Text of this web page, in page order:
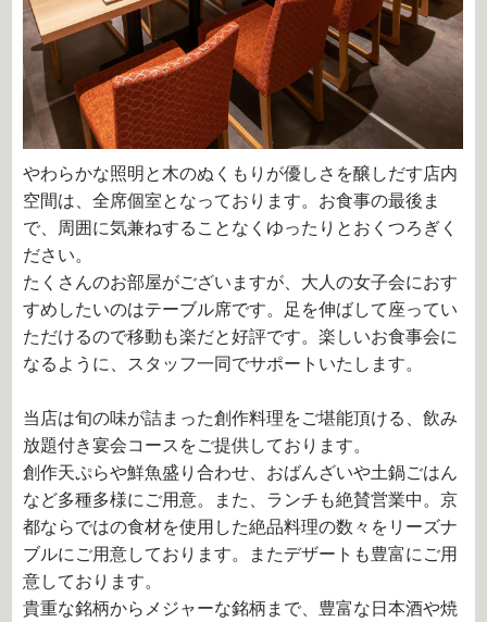
やわらかな照明と木のぬくもりが優しさを醸しだす店内
空間は、全席個室となっております。お食事の最後ま
で、周囲に気兼ねすることなくゆったりとおくつろぎく
ださい。
たくさんのお部屋がございますが、大人の女子会におす
すめしたいのはテーブル席です。足を伸ばして座ってい
ただけるので移動も楽だと好評です。楽しいお食事会に
なるように、スタッフ一同でサポートいたします。
当店は旬の味が詰まった創作料理をご堪能頂ける、飲み
放題付き宴会コースをご提供しております。
創作天ぷらや鮮魚盛り合わせ、おばんざいや土鍋ごはん
など多種多様にご用意。また、ランチも絶賛営業中。京
都ならではの食材を使用した絶品料理の数々をリーズナ
ブルにご用意しております。またデザートも豊富にご用
意しております。
貴重な銘柄からメジャーな銘柄まで、豊富な日本酒や焼